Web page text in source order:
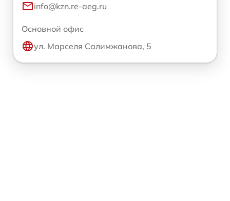
info@kzn.re-aeg.ru
Основной офис
ул. Марселя Салимжанова, 5